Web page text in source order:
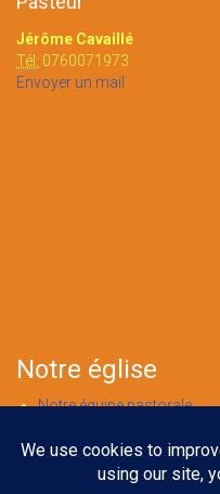
Jérôme Cavaillé
Tél: 0760071973
Envoyer un mail
Notre église
Notre équipe pastorale
Notre foi